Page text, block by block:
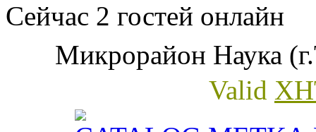
Сейчас 2 гостей онлайн
Микрорайон Наука
Valid